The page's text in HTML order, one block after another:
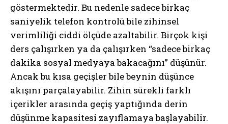
göstermektedir. Bu nedenle sadece birkaç
saniyelik telefon kontrolü bile zihinsel
verimliliği ciddi ölçüde azaltabilir. Birçok kişi
ders çalışırken ya da çalışırken “sadece birkaç
dakika sosyal medyaya bakacağını” düşünür.
Ancak bu kısa geçişler bile beynin düşünce
akışını parçalayabilir. Zihin sürekli farklı
içerikler arasında geçiş yaptığında derin
düşünme kapasitesi zayıflamaya başlayabilir.